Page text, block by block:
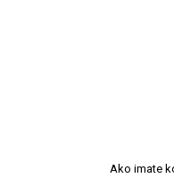
Ako imate